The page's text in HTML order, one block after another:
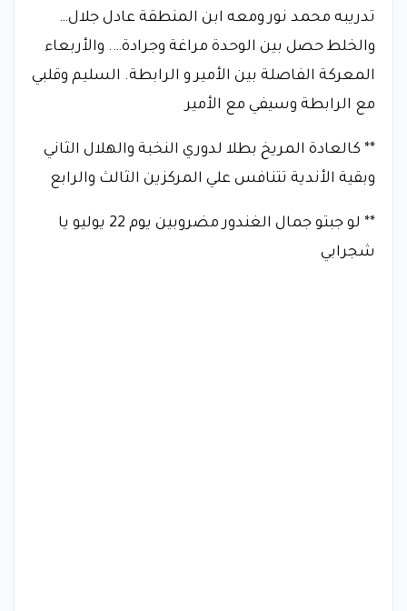
تدريبه محمد نور ومعه ابن المنطقة عادل جلال…
والخلط حصل بين الوحدة مراغة وجرادة…. والأربعاء
المعركة الفاصلة بين الأمير و الرابطة. السليم وقلبي
مع الرابطة وسيفي مع الأمير
** كالعادة المريخ بطلا لدوري النخبة والهلال الثاني
وبقية الأندية تتنافس علي المركزين الثالث والرابع
** لو جبتو جمال الغندور مضروبين يوم 22 يوليو يا
شجرابي